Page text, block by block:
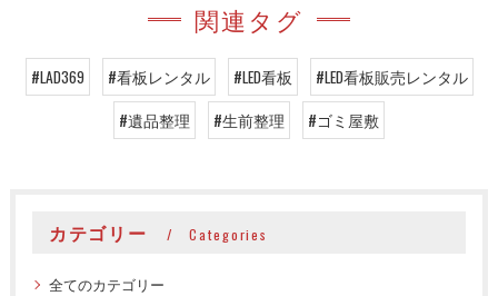
関連タグ
#LAD369 #看板レンタル #LED看板
#LED看板販売レンタル
#遺品整理
#生前整理 #ゴミ屋敷
カテゴリー Categories
全てのカテゴリー